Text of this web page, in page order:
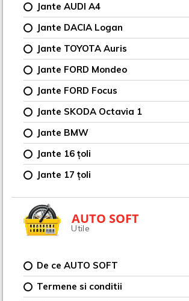
Jante AUDI A4
Jante DACIA Logan
Jante TOYOTA Auris
Jante FORD Mondeo
Jante FORD Focus
Jante SKODA Octavia 1
Jante BMW
Jante 16 țoli
Jante 17 țoli
AUTO SOFT
Utile
De ce AUTO SOFT
Termene si conditii